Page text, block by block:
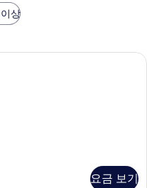
상
집트산 면 시트, 고급 침구, 객실 내
요금 보기